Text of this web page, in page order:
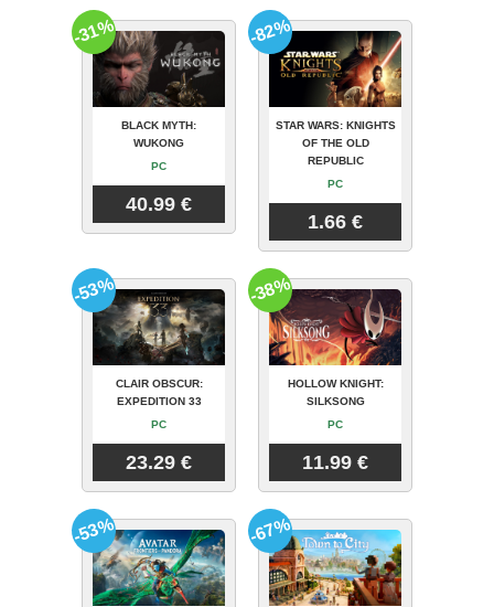
BLACK MYTH:
WUKONG
PC
40.99 €
-31%
STAR WARS: KNIGHTS
OF THE OLD
REPUBLIC
PC
1.66 €
-82%
CLAIR OBSCUR:
EXPEDITION 33
PC
23.29 €
-53%
HOLLOW KNIGHT:
SILKSONG
PC
11.99 €
-38%
-53% -67%